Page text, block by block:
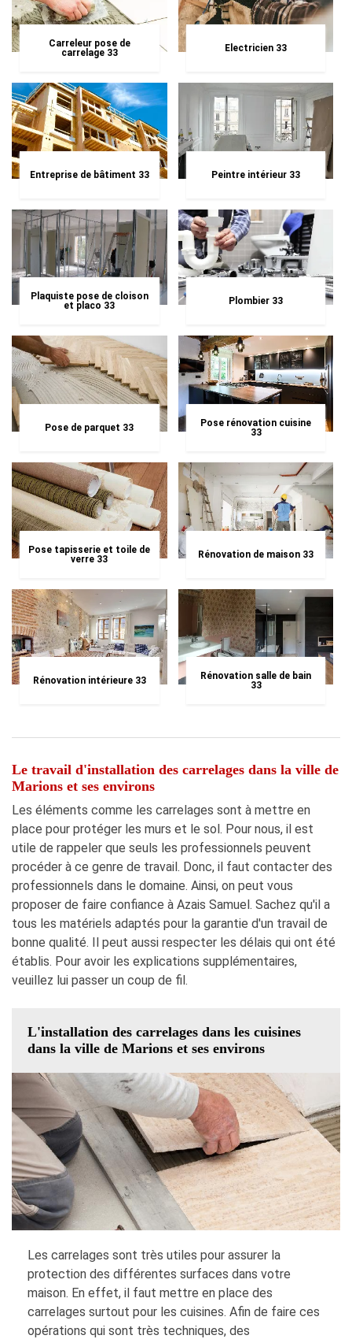
Carreleur pose de
carrelage 33
Electricien 33
Entreprise de bâtiment 33 Peintre intérieur 33
Plaquiste pose de cloison
et placo 33
Plombier 33
Pose de parquet 33
Pose rénovation cuisine
33
Pose tapisserie et toile de
verre 33
Rénovation de maison 33
Rénovation intérieure 33
Rénovation salle de bain
33
Le travail d'installation des carrelages dans la ville de
Marions et ses environs
Les éléments comme les carrelages sont à mettre en
place pour protéger les murs et le sol. Pour nous, il est
utile de rappeler que seuls les professionnels peuvent
procéder à ce genre de travail. Donc, il faut contacter des
professionnels dans le domaine. Ainsi, on peut vous
proposer de faire confiance à Azais Samuel. Sachez qu'il a
tous les matériels adaptés pour la garantie d'un travail de
bonne qualité. Il peut aussi respecter les délais qui ont été
établis. Pour avoir les explications supplémentaires,
veuillez lui passer un coup de fil.
L'installation des carrelages dans les cuisines
dans la ville de Marions et ses environs
Les carrelages sont très utiles pour assurer la
protection des différentes surfaces dans votre
maison. En effet, il faut mettre en place des
carrelages surtout pour les cuisines. Afin de faire ces
opérations qui sont très techniques, des